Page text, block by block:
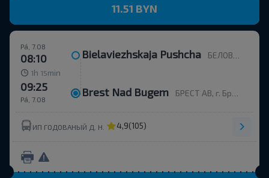
11.51 BYN
Pá, 7.08
08:10 Bielaviezhskaja Pushcha БЕЛОВЕЖСКАЯ ПУЩА, Каменюкский с/с Каменецкий р-н БРЕСТСКАЯ ОБЛ. Беларусь
1h 15 min
Pá, 7.08
09:25 Brest Nad Bugem БРЕСТ АВ, г. Брест, ул. Орджоникидзе, 12, Беларусь
ИП ГОДОВАНЫЙ Д. Н. 4,9(105)